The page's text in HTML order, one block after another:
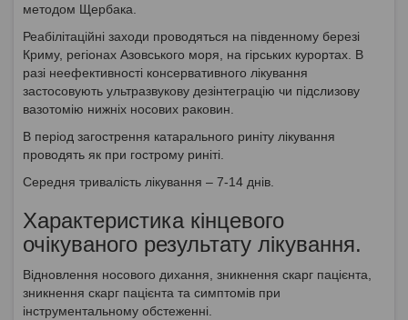
методом Щербака.
Реабілітаційні заходи проводяться на південному березі
Криму, регіонах Азовського моря, на гірських курортах. В
разі неефективності консервативного лікування
застосовують ультразвукову дезінтеграцію чи підслизову
вазотомію нижніх носових раковин.
В період загострення катарального риніту лікування
проводять як при гострому риніті.
Середня тривалість лікування – 7-14 днів.
Характеристика кінцевого
очікуваного результату лікування.
Відновлення носового дихання, зникнення скарг пацієнта,
зникнення скарг пацієнта та симптомів при
інструментальному обстеженні.